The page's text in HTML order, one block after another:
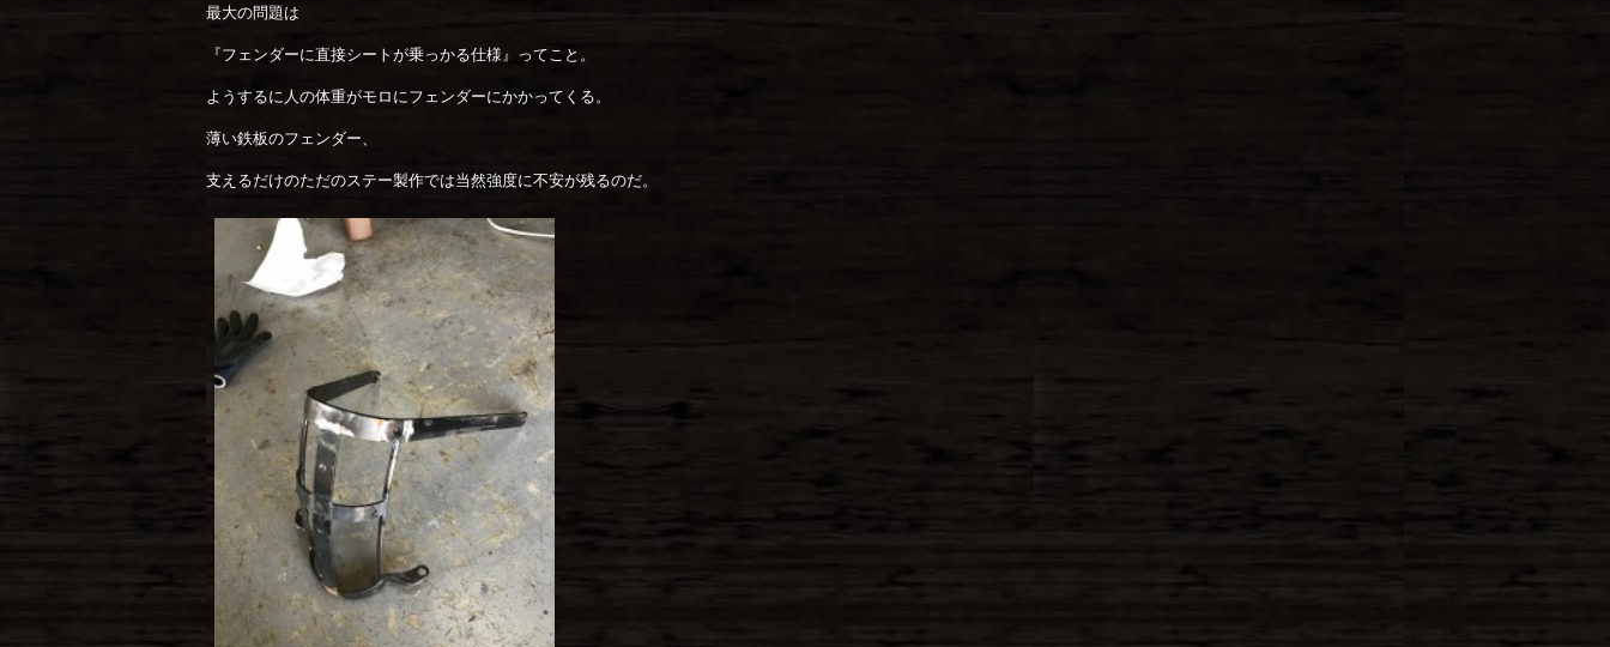
最大の問題は
『フェンダーに直接シートが乗っかる仕様』ってこと。
ようするに人の体重がモロにフェンダーにかかってくる。
薄い鉄板のフェンダー、
支えるだけのただのステー製作では当然強度に不安が残るのだ。